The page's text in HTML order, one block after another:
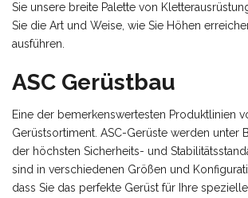
Sie unsere breite Palette von
Sie die Art und Weise, wie Sie Höhen
ausführen.
ASC Gerüstbau
Eine der bemerkenswertesten Produktlinien
Gerüstsortiment. ASC-Gerüste werden unter
der höchsten Sicherheits- und
sind in verschiedenen Größen und
dass Sie das perfekte Gerüst für Ihre